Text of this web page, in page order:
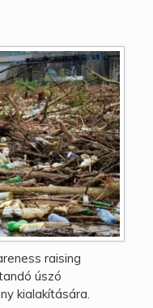
raising
úszó
kialakítására.